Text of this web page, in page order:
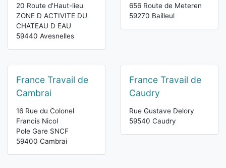
20 Route d'Haut-lieu
ZONE D ACTIVITE DU
CHATEAU D EAU
59440 Avesnelles
656 Route de Meteren
59270 Bailleul
France Travail de
Cambrai
16 Rue du Colonel
Francis Nicol
Pole Gare SNCF
59400 Cambrai
France Travail de
Caudry
Rue Gustave Delory
59540 Caudry